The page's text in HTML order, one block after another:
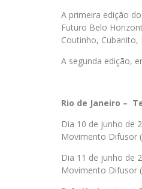
A primeira edição
Futuro Belo
Coutinho, Cubanito,
A segunda edição,
Rio de Janeiro –
Dia 10 de junho de
Movimento Difusor
Dia 11 de junho de
Movimento Difusor